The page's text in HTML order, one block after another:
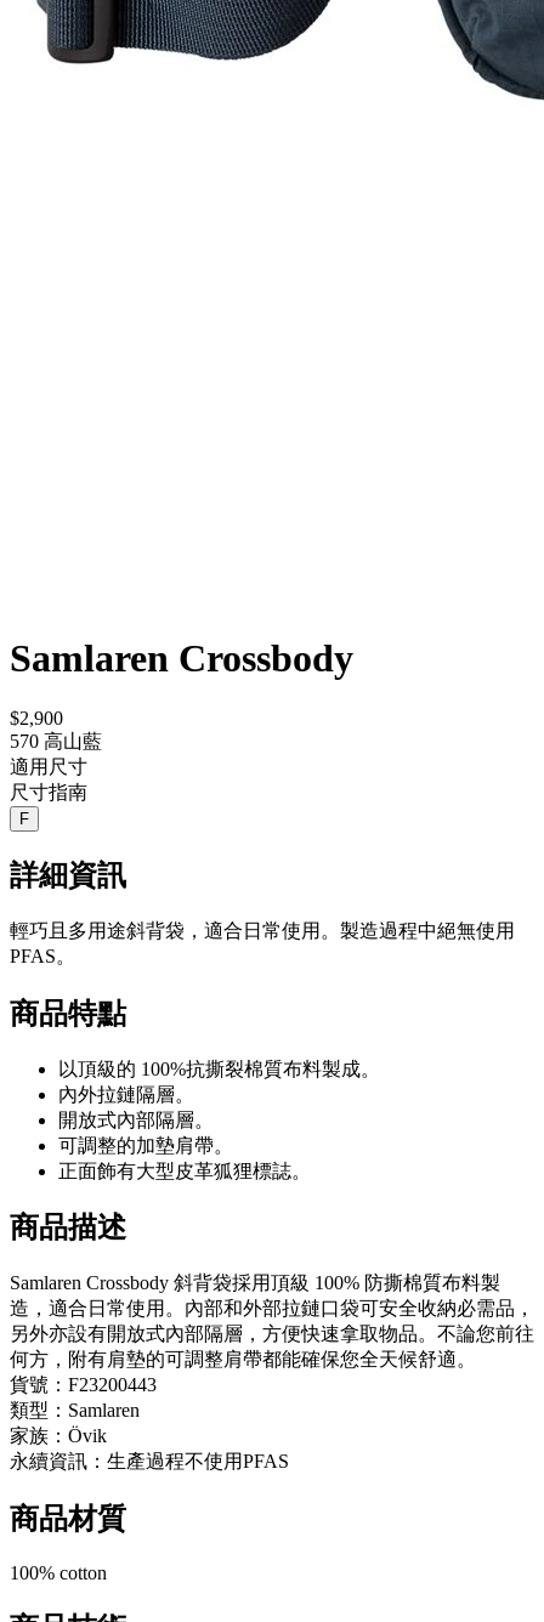
Samlaren Crossbody
$2,900
570 高山藍
適用尺寸
尺寸指南
F
詳細資訊
輕巧且多用途斜背袋，適合日常使用。製造過程中絕無使用
PFAS。
商品特點
以頂級的 100%抗撕裂棉質布料製成。
內外拉鏈隔層。
開放式內部隔層。
可調整的加墊肩帶。
正面飾有大型皮革狐狸標誌。
商品描述
Samlaren Crossbody 斜背袋採用頂級 100% 防撕棉質布料製
造，適合日常使用。內部和外部拉鏈口袋可安全收納必需品，
另外亦設有開放式內部隔層，方便快速拿取物品。不論您前往
何方，附有肩墊的可調整肩帶都能確保您全天候舒適。
貨號：F23200443
類型：Samlaren
家族：Övik
永續資訊：生產過程不使用PFAS
商品材質
100% cotton